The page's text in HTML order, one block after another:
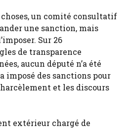
choses, un comité consultatif
une sanction, mais
Sur 26
de transparence
aucun député n’a été
imposé des sanctions pour
et les discours
extérieur chargé de